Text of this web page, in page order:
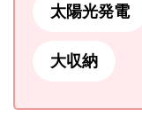
太陽光発電
大収納